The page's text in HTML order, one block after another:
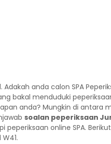
anda calon SPA
bakal menduduki
anda? Mungkin di antara
soalan peperiksaan
online SPA.